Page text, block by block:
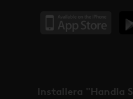
Installera "Handla